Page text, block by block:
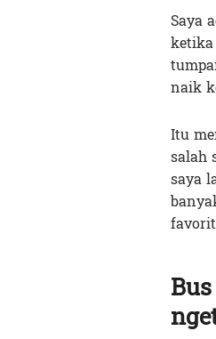
Saya
naik
Itu
salah
saya